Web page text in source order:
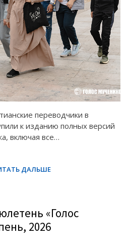
переводчики в
к изданию полных версий
включая все…
«Голос
2026